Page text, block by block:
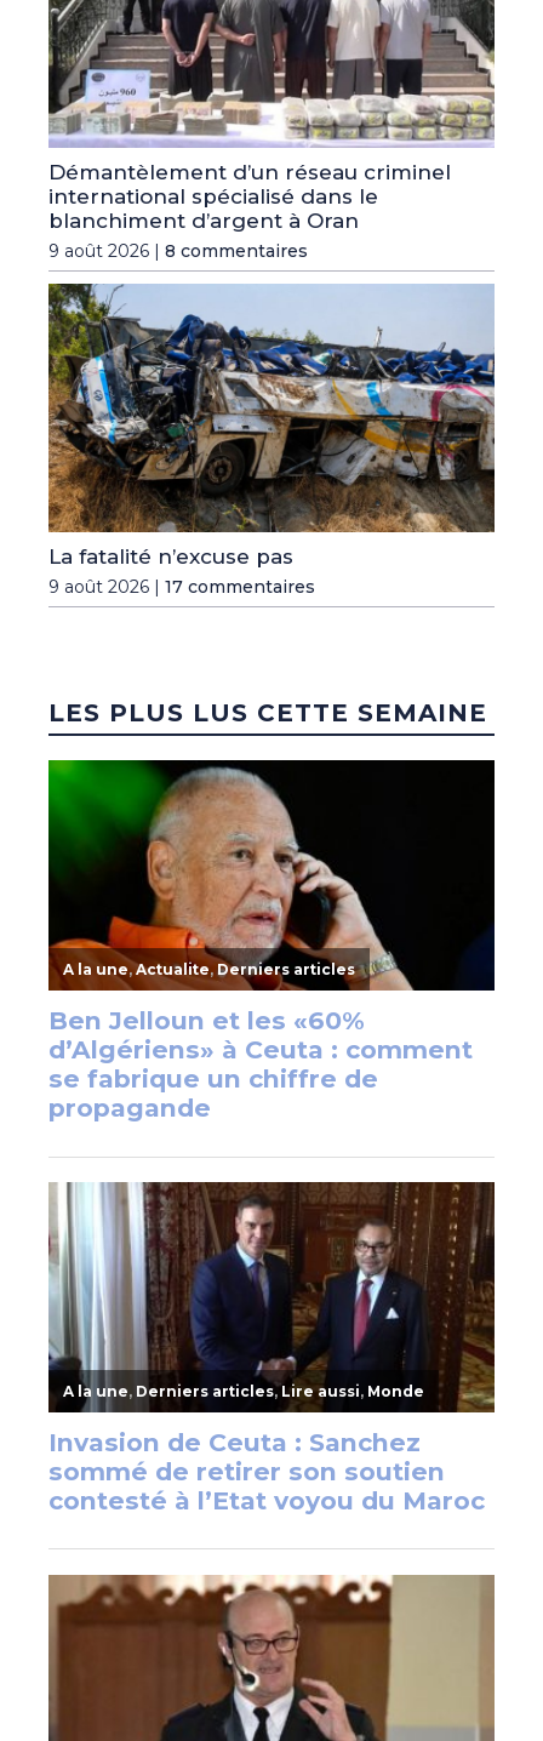
Démantèlement d’un réseau criminel
international spécialisé dans le
blanchiment d’argent à Oran
9 août 2026 | 8 commentaires
La fatalité n’excuse pas
9 août 2026 | 17 commentaires
LES PLUS LUS CETTE SEMAINE